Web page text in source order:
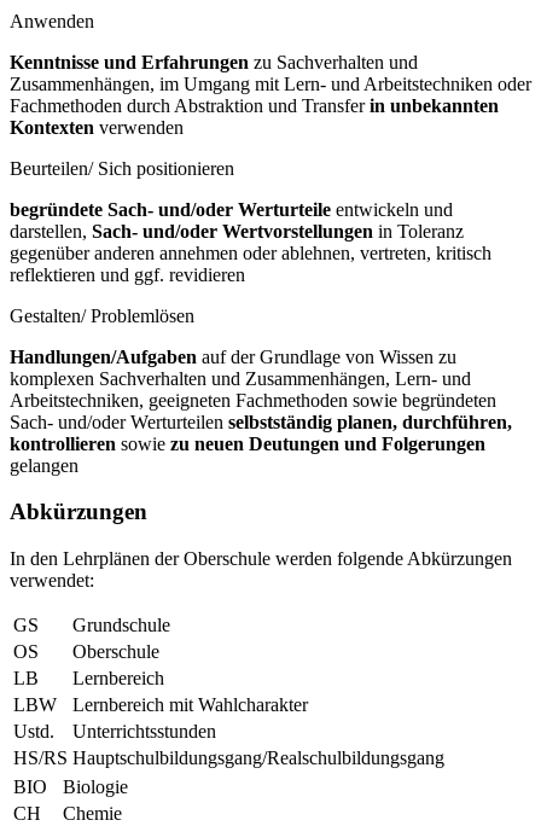
Anwenden
Kenntnisse und Erfahrungen zu Sachverhalten und
Zusammenhängen, im Umgang mit Lern- und Arbeitstechniken oder
Fachmethoden durch Abstraktion und Transferin unbekannten
Kontexten verwenden
Beurteilen/ Sich positionieren
begründete Sach- und/oder Werturteile entwickeln und
darstellen, Sach- und/oder Wertvorstellungen in Toleranz
gegenüber anderen annehmen oder ablehnen, vertreten, kritisch
reflektieren und ggf. revidieren
Gestalten/ Problemlösen
Handlungen/Aufgaben auf der Grundlage von Wissen zu
komplexen Sachverhalten und Zusammenhängen, Lern- und
Arbeitstechniken, geeigneten Fachmethoden sowie begründeten
Sach- und/oder Werturteilen selbstständig planen, durchführen,
kontrollieren sowie zu neuen Deutungen und Folgerungen
gelangen
Abkürzungen
In den Lehrplänen der Oberschule werden folgende Abkürzungen
verwendet:
GS
Grundschule
OS
Oberschule
LB
Lernbereich
LBW
Lernbereich mit Wahlcharakter
Ustd.
Unterrichtsstunden
HS/RS Hauptschulbildungsgang/Realschulbildungsgang
BIO
Biologie
CH
Chemie